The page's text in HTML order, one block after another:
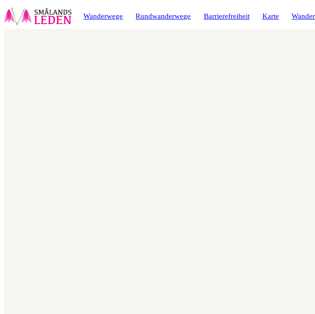
Wanderwege Rundwanderwege Barrierefreiheit Karte